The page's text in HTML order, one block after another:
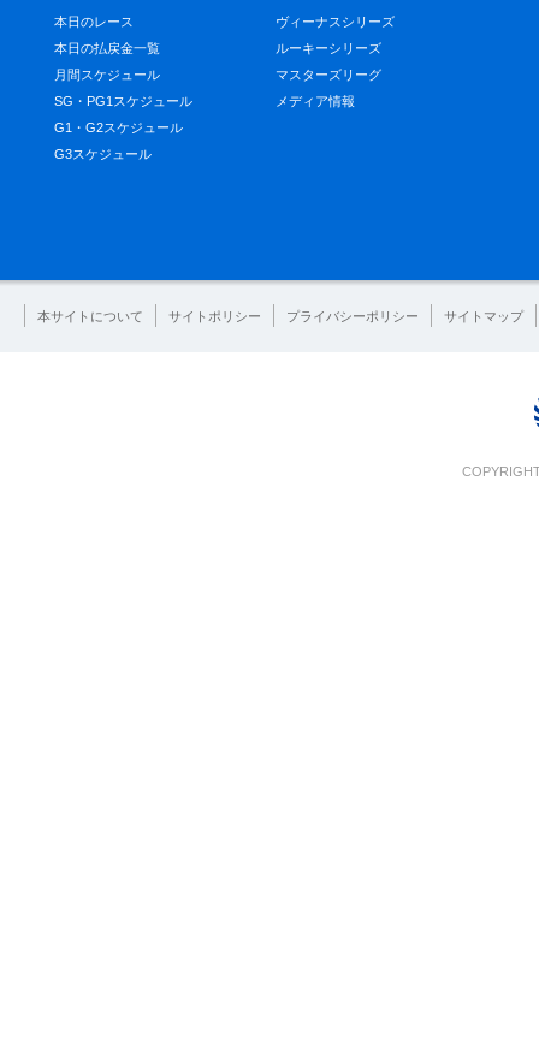
本日のレース
本日の払戻金一覧
月間スケジュール
SG・PG1スケジュール
G1・G2スケジュール
G3スケジュール
ヴィーナスシリーズ
ルーキーシリーズ
マスターズリーグ
メディア情報
本サイトについて サイトポリシー プライバシーポリシー サイトマップ